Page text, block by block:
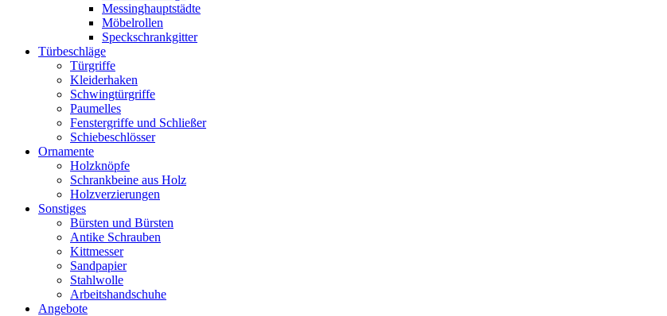
Messinghauptstädte
Möbelrollen
Speckschrankgitter
Türbeschläge
Türgriffe
Kleiderhaken
Schwingtürgriffe
Paumelles
Fenstergriffe und Schließer
Schiebeschlösser
Ornamente
Holzknöpfe
Schrankbeine aus Holz
Holzverzierungen
Sonstiges
Bürsten und Bürsten
Antike Schrauben
Kittmesser
Sandpapier
Stahlwolle
Arbeitshandschuhe
Angebote